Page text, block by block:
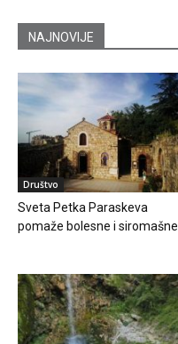
NAJNOVIJE
Društvo
Sveta Petka Paraskeva
pomaže bolesne i siromašne